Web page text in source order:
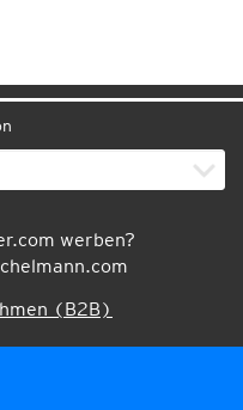
werben?
(B2B)